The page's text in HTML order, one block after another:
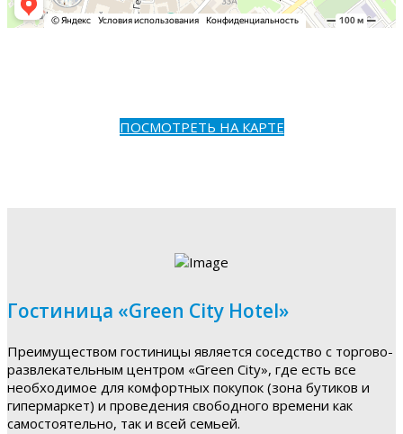
ПОСМОТРЕТЬ НА КАРТЕ
Гостиница «Green City Hotel»
Преимуществом гостиницы является соседство с торгово-
развлекательным центром «Green City», где есть все
необходимое для комфортных покупок (зона бутиков и
гипермаркет) и проведения свободного времени как
самостоятельно, так и всей семьей.